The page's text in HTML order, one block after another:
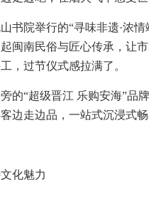
书院举行的“寻味非遗·浓
闽南民俗与匠心传承，让
，过节仪式感拉满了。
的“超级晋江 乐购安海”品
边走边品，一站式沉浸式畅
化魅力